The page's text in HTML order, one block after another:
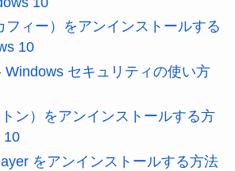
フィー）をアンインストールする
10
Windows セキュリティの使い方
ン）をアンインストールする方
10
をアンインストールする方法